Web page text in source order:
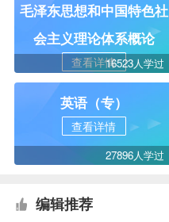
毛泽东思想和中国特色社
会主义理论体系概论
查看详情16523人学过
英语（专）
查看详情
27896人学过
编辑推荐